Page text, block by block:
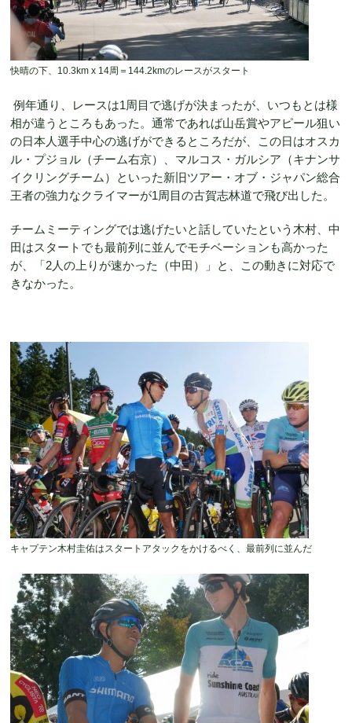
快晴の下、10.3km x 14周＝144.2kmのレースがスタート
例年通り、レースは1周目で逃げが決まったが、いつもとは様
相が違うところもあった。通常であれば山岳賞やアピール狙い
の日本人選手中心の逃げができるところだが、この日はオスカ
ル・プジョル（チーム右京）、マルコス・ガルシア（キナンサ
イクリングチーム）といった新旧ツアー・オブ・ジャパン総合
王者の強力なクライマーが1周目の古賀志林道で飛び出した。
チームミーティングでは逃げたいと話していたという木村、中
田はスタートでも最前列に並んでモチベーションも高かった
が、「2人の上りが速かった（中田）」と、この動きに対応で
きなかった。
キャプテン木村圭佑はスタートアタックをかけるべく、最前列に並んだ